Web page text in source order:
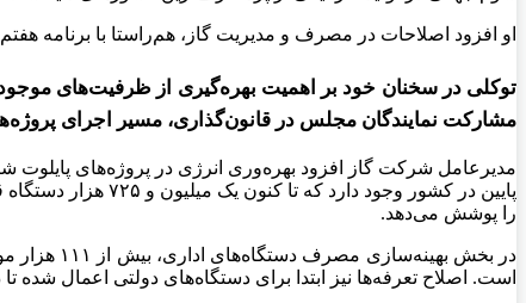
او افزود اصلاحات در مصرف و مدیریت گاز، هم‌راستا با برنامه
توکلی در سخنان خود بر اهمیت بهره‌گیری از ظرفیت‌های موجود
مشارکت نمایندگان مجلس در قانون‌گذاری، مسیر اجرای
را پوشش می‌دهد.
است. اصلاح تعرفه‌ها نیز ابتدا برای دستگاه‌های دولتی اعمال